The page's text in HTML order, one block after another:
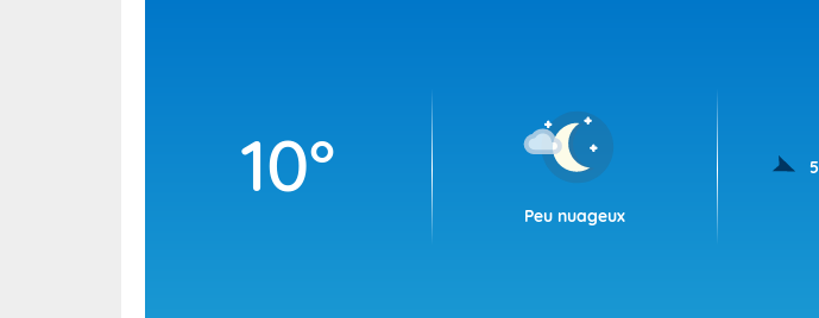
10°
Peu nuageux
5